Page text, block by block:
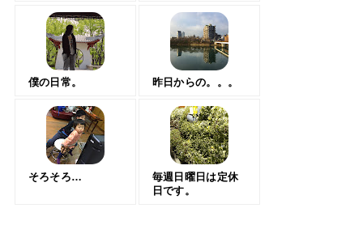
僕の日常。 昨日からの。。。
そろそろ…
毎週日曜日は定休
日です。